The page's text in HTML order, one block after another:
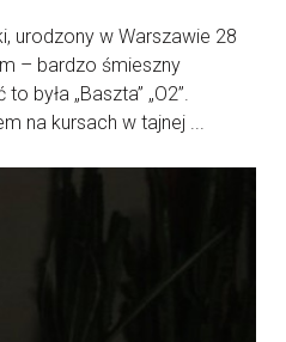
urodzony w Warszawie 28
– bardzo śmieszny
była „Baszta” „O2”.
na kursach w tajnej ...